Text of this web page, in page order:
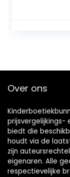
Over ons
prijsvergelijkings-
biedt die
houdt via de
zijn
eigenaren. Alle
respectievelijke